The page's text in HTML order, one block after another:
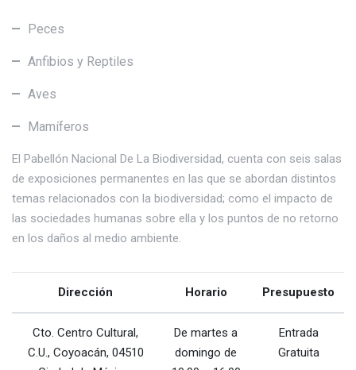
Peces
Anfibios y Reptiles
Aves
Mamíferos
El Pabellón Nacional De La Biodiversidad, cuenta con seis salas
de exposiciones permanentes en las que se abordan distintos
temas relacionados con la biodiversidad; como el impacto de
las sociedades humanas sobre ella y los puntos de no retorno
en los daños al medio ambiente.
Dirección Horario Presupuesto
Cto. Centro Cultural,
C.U., Coyoacán, 04510
De martes a
domingo de
Entrada
Gratuita